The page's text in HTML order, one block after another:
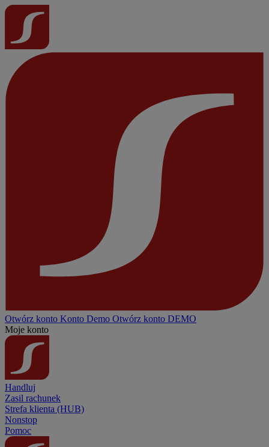
Otwórz konto Konto Demo Otwórz konto DEMO
Moje konto
Handluj
Zasil rachunek
Strefa klienta (HUB)
Nonstop
Pomoc